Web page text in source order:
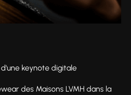
d'une keynote digitale
des Maisons LVMH dans la